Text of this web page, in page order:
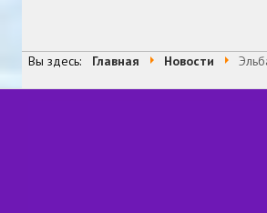
Вы здесь: Главная Новости